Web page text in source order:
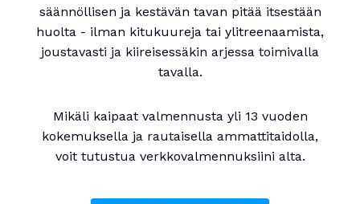
säännöllisen ja kestävän tavan pitää itsestään
huolta - ilman kitukuureja tai ylitreenaamista,
joustavasti ja kiireisessäkin arjessa toimivalla
tavalla.
Mikäli kaipaat valmennusta yli 13 vuoden
kokemuksella ja rautaisella ammattitaidolla,
voit tutustua verkkovalmennuksiini alta.